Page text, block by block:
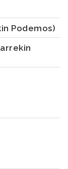
Podemos)